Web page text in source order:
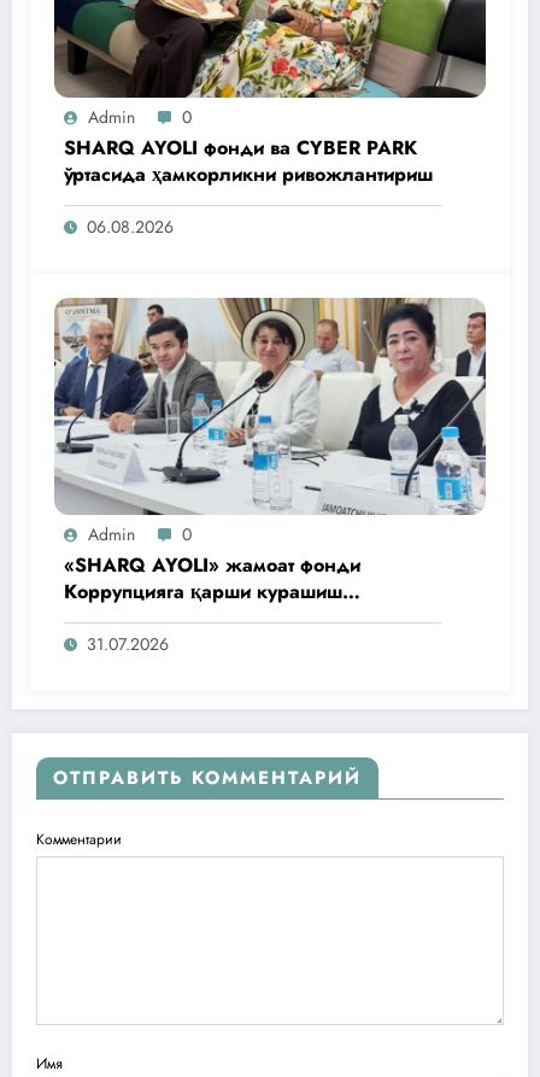
Admin 0
SHARQ AYOLI фонди ва CYBER PARK
ўртасида ҳамкорликни ривожлантириш
06.08.2026
Admin 0
«SHARQ AYOLI» жамоат фонди
Коррупцияга қарши курашиш
агентлигидаги жамоат эшитувида
ташаббусларини тақдим этди
31.07.2026
ОТПРАВИТЬ КОММЕНТАРИЙ
Комментарии
Имя